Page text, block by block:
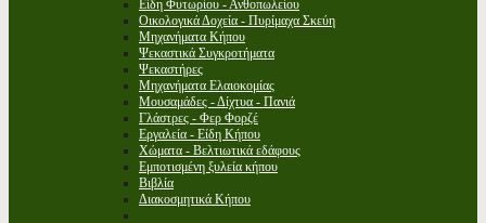
Είδη Φυτωρίου - Ανθοπωλείου
Οικολογικά Δοχεία - Πυρίμαχα Σκεύη
Μηχανήματα Κήπου
Ψεκαστικά Συγκροτήματα
Ψεκαστήρες
Μηχανήματα Ελαιοκομίας
Μουσαμάδες - Δίχτυα - Πανιά
Γλάστρες - Φερ Φορζέ
Εργαλεία - Είδη Κήπου
Χώματα - Βελτιωτικά εδάφους
Εμποτισμένη ξυλεία κήπου
Βιβλία
Διακοσμητικά Κήπου